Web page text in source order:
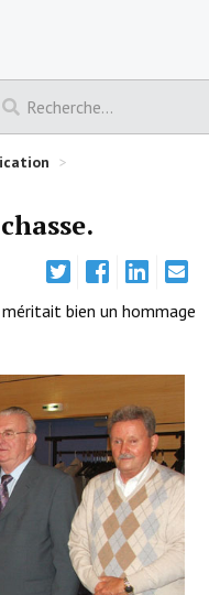
>
bien un hommage